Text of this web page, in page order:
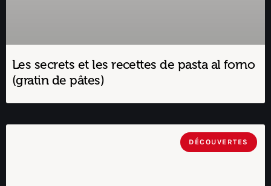
Les secrets et les recettes de pasta al forno
(gratin de pâtes)
DÉCOUVERTES